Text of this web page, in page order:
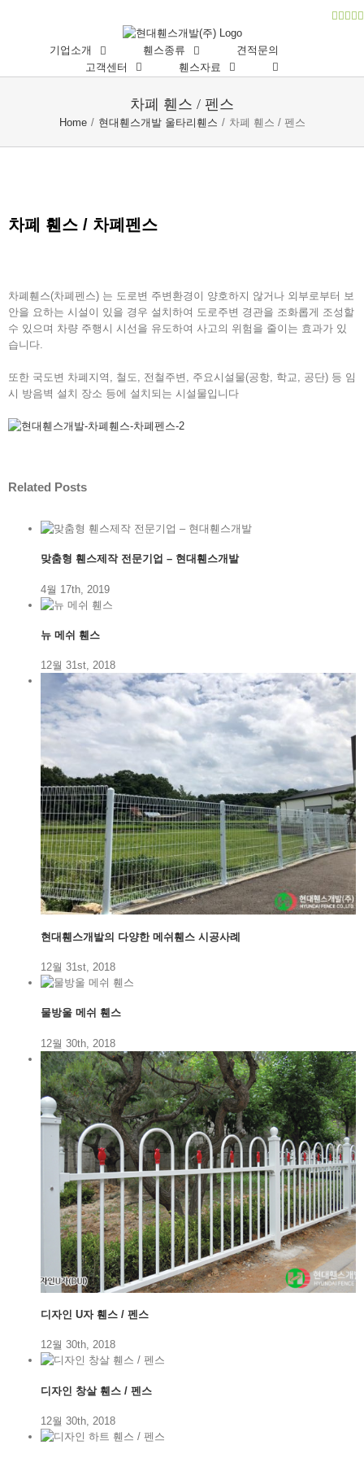
기업소개 휀스종류
견적문의
고객센터
휀스자료
차폐 휀스 / 펜스
Home / 현대휀스개발 울타리휀스 / 차폐 휀스 / 펜스
차폐 휀스 / 차폐펜스
차폐휀스(차폐펜스) 는 도로변 주변환경이 양호하지 않거나 외부로부터 보
안을 요하는 시설이 있을 경우 설치하여 도로주변 경관을 조화롭게 조성할
수 있으며 차량 주행시 시선을 유도하여 사고의 위험을 줄이는 효과가 있
습니다.
또한 국도변 차폐지역, 철도, 전철주변, 주요시설물(공항, 학교, 공단) 등 임
시 방음벽 설치 장소 등에 설치되는 시설물입니다
Related Posts
맞춤형 휀스제작 전문기업 – 현대휀스개발
4월 17th, 2019
뉴 메쉬 휀스
12월 31st, 2018
현대휀스개발의 다양한 메쉬휀스 시공사례
12월 31st, 2018
물방울 메쉬 휀스
12월 30th, 2018
디자인 U자 휀스 / 펜스
12월 30th, 2018
디자인 창살 휀스 / 펜스
12월 30th, 2018
현대휀스개발(주)
사업자등록번호: 125-81-34604
제2공장:충남 천안시 서북구 성환읍 와우 2길 104
Tel: 031.691.5880 | Fax: 031.691.6298
hdfence_official@n